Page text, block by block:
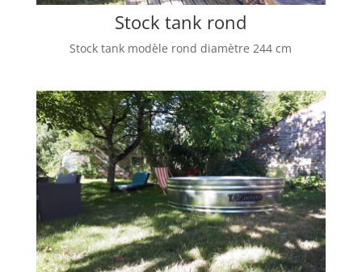
Stock tank rond
Stock tank modèle rond diamètre 244 cm